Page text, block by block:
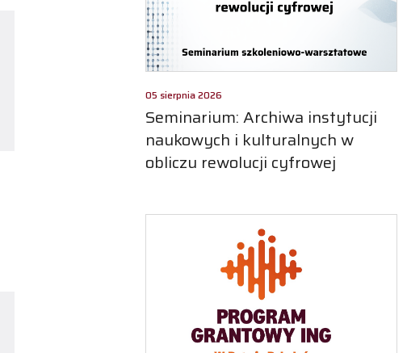
05 sierpnia 2026
Seminarium: Archiwa instytucji
naukowych i kulturalnych w
obliczu rewolucji cyfrowej